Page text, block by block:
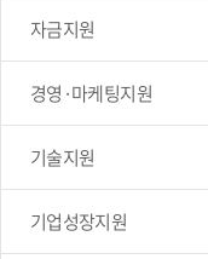
자금지원
경영·마케팅지원
기술지원
기업성장지원